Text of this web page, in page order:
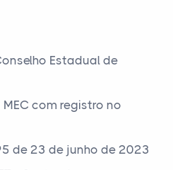
Estadual de
com registro no
de 23 de junho de 2023